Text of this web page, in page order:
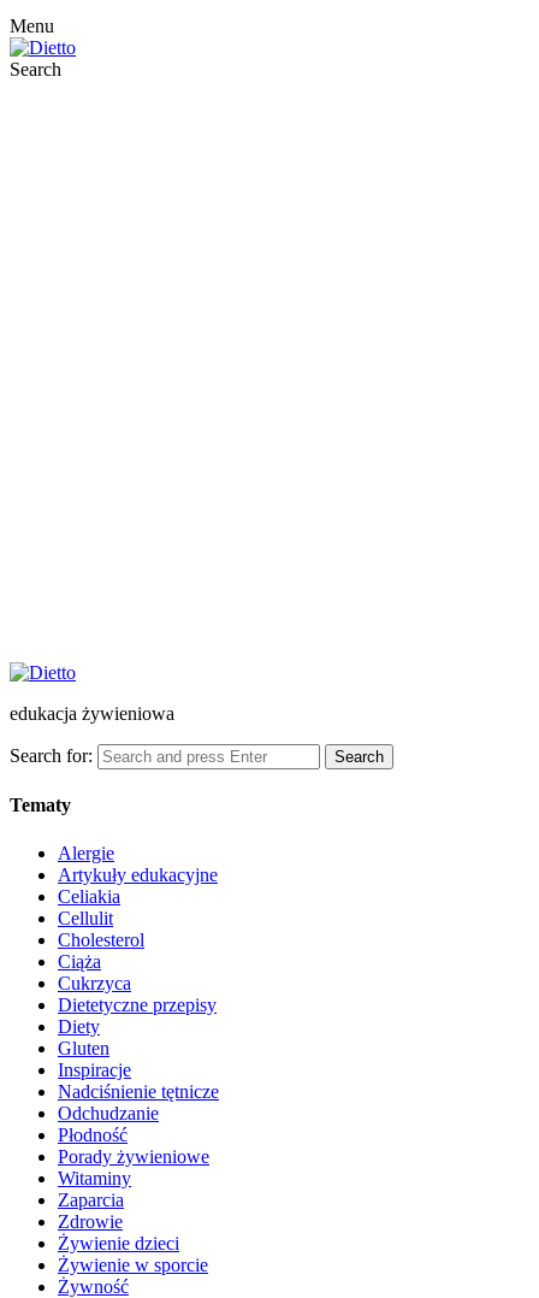
Menu
Search
edukacja żywieniowa
Search for: Search
Tematy
Alergie
Artykuły edukacyjne
Celiakia
Cellulit
Cholesterol
Ciąża
Cukrzyca
Dietetyczne przepisy
Diety
Gluten
Inspiracje
Nadciśnienie tętnicze
Odchudzanie
Płodność
Porady żywieniowe
Witaminy
Zaparcia
Zdrowie
Żywienie dzieci
Żywienie w sporcie
Żywność